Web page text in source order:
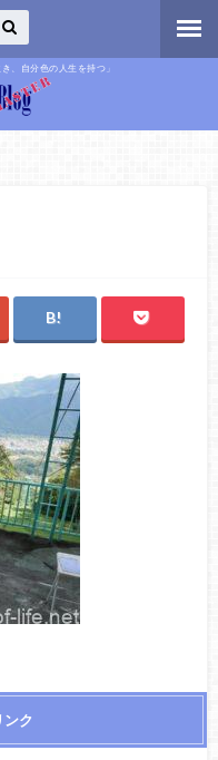
、自分色の人生を持つ」
ンク